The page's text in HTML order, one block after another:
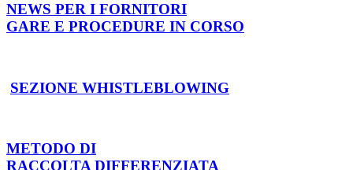
NEWS PER I FORNITORI
GARE E PROCEDURE IN CORSO
SEZIONE WHISTLEBLOWING
METODO DI
RACCOLTA DIFFERENZIATA